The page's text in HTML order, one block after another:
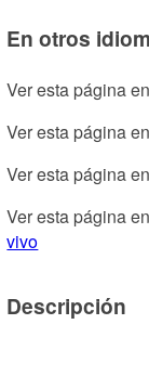
En otros
Ver esta página
Ver esta página
Ver esta página
Ver esta página
vivo
Descripción